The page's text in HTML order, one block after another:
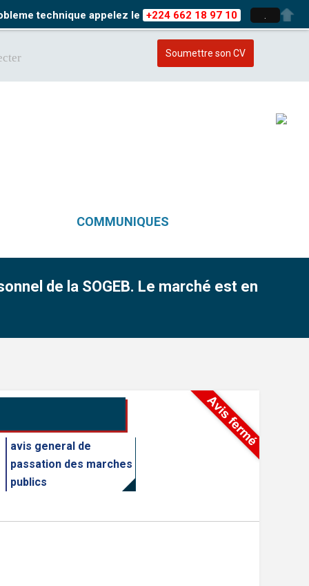
technique appelez le +224 662 18 97 10
Soumettre son CV
COMMUNIQUES
de la SOGEB. Le marché est en
avis general de
passation des marches
publics